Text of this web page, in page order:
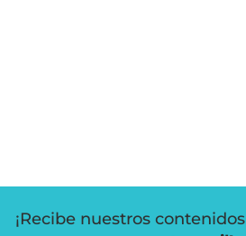
¡Recibe nuestros contenidos